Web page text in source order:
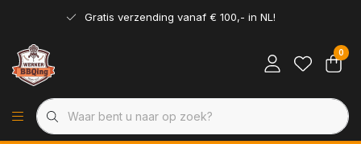
Gratis verzending vanaf € 100,- in NL!
0